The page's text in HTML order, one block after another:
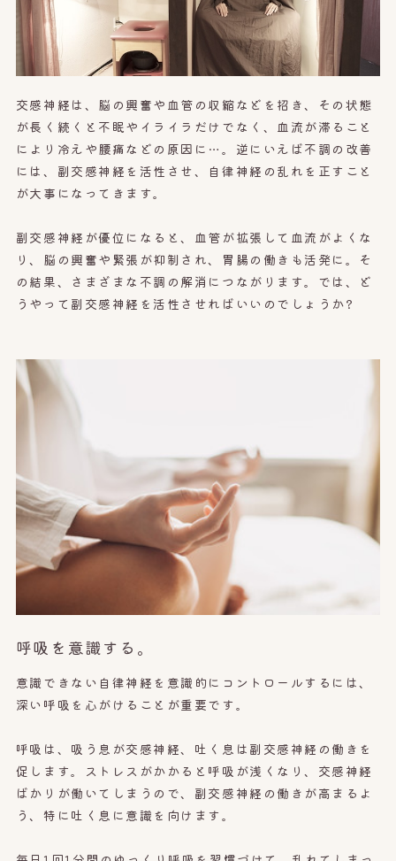
交感神経は、脳の興奮や血管の収縮などを招き、その状態
が長く続くと不眠やイライラだけでなく、血流が滞ること
により冷えや腰痛などの原因に…。逆にいえば不調の改善
には、副交感神経を活性させ、自律神経の乱れを正すこと
が大事になってきます。
副交感神経が優位になると、血管が拡張して血流がよくな
り、脳の興奮や緊張が抑制され、胃腸の働きも活発に。そ
の結果、さまざまな不調の解消につながります。では、ど
うやって副交感神経を活性させればいいのでしょうか?
呼吸を意識する。
意識できない自律神経を意識的にコントロールするには、
深い呼吸を心がけることが重要です。
呼吸は、吸う息が交感神経、吐く息は副交感神経の働きを
促します。
ストレスがかかると呼吸が浅くなり、交感神経
ばかりが働いてしまうので、副交感神経の働きが高まるよ
う、特に吐く息に意識を向けます。